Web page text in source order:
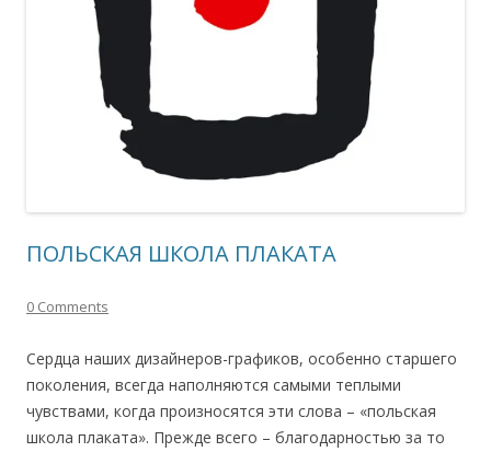
ПОЛЬСКАЯ ШКОЛА ПЛАКАТА
0 Comments
Cердца наших дизайнеров-графиков, особенно старшего
поколения, всегда наполняются самыми теплыми
чувствами, когда произносятся эти слова – «польская
школа плаката». Прежде всего – благодарностью за то